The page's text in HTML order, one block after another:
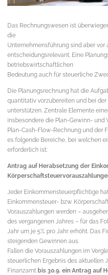
Das Rechnungswesen ist
die
Unternehmensführung sind aber
entscheidungsrelevant. Eine
betriebswirtschaftlichen
Bedeutung auch für steuerliche
Die Planungsrechnung hat die
quantitativ vorzubereiten und bei
unterstützen. Zentrale Elemente
insbesondere die Plan-Gewinn- und
Plan-Cash-Flow-Rechnung und der
es folgende Bereiche, bei welchen
erforderlich ist:
Antrag auf Herabsetzung der
Jeder Einkommensteuerpflichtige
Einkommensteuer- bzw.
Vorauszahlungen werden –
des vergangenen Jahres – für das
Jahr um je 5% pro Jahr erhöht. Das
steigenden Gewinnen aus.
Fallen die Vorauszahlungen im
steuerlichen Ergebnis des aktuellen
Finanzamt bis 30.9. ein Antrag auf